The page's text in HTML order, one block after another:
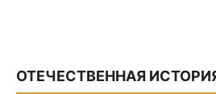
ОТЕЧЕСТВЕННАЯ